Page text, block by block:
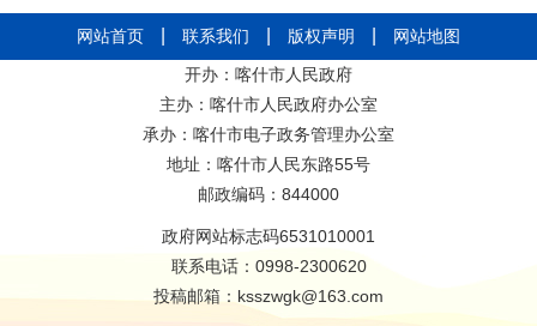
网站首页 联系我们 版权声明
网站地图
开办：喀什市人民政府
主办：喀什市人民政府办公室
承办：喀什市电子政务管理办公室
地址：喀什市人民东路55号
邮政编码：844000
政府网站标志码6531010001
联系电话：0998-2300620
投稿邮箱：ksszwgk@163.com